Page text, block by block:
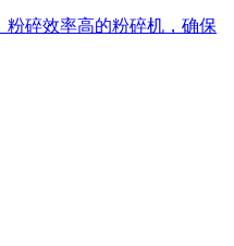
碎效率高的粉碎机，确保